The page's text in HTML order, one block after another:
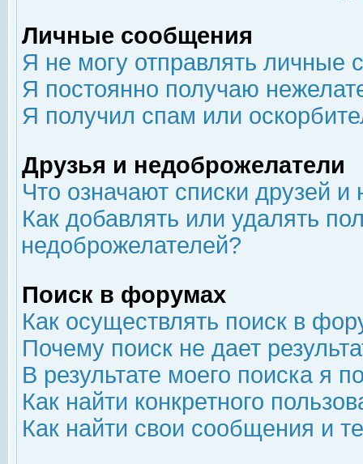
Личные сообщения
Я не могу отправлять личные
Я постоянно получаю
Я получил спам или
Друзья и недоброжелатели
Что означают списки друзей
Как добавлять или удалять
недоброжелателей?
Поиск в форумах
Как осуществлять поиск в
Почему поиск не дает
В результате моего поиска я
Как найти конкретного
Как найти свои сообщения и